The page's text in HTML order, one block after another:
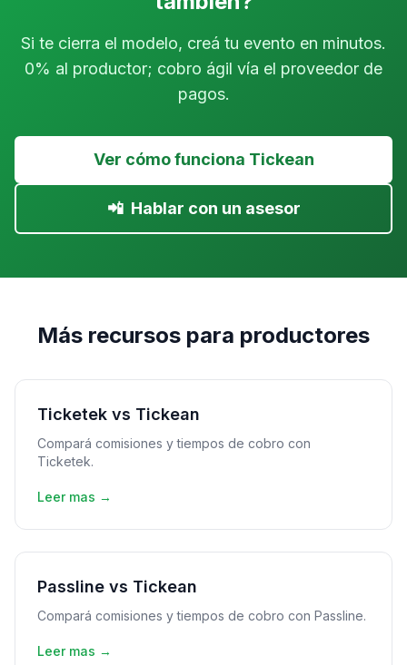
Si te cierra el modelo, creá tu evento en minutos.
0% al productor; cobro ágil vía el proveedor de
pagos.
Ver cómo funciona Tickean
📲 Hablar con un asesor
Más recursos para productores
Ticketek vs Tickean
Compará comisiones y tiempos de cobro con
Ticketek.
Leer mas →
Passline vs Tickean
Compará comisiones y tiempos de cobro con Passline.
Leer mas →